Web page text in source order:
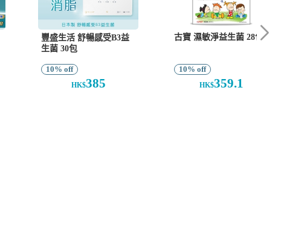
豐盛生活 舒暢感受B3益
生菌 30包
10% off
HK$385
古寶 濕敏淨益生菌 28包
10% off
HK$359.1